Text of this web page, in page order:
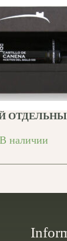
В наличии